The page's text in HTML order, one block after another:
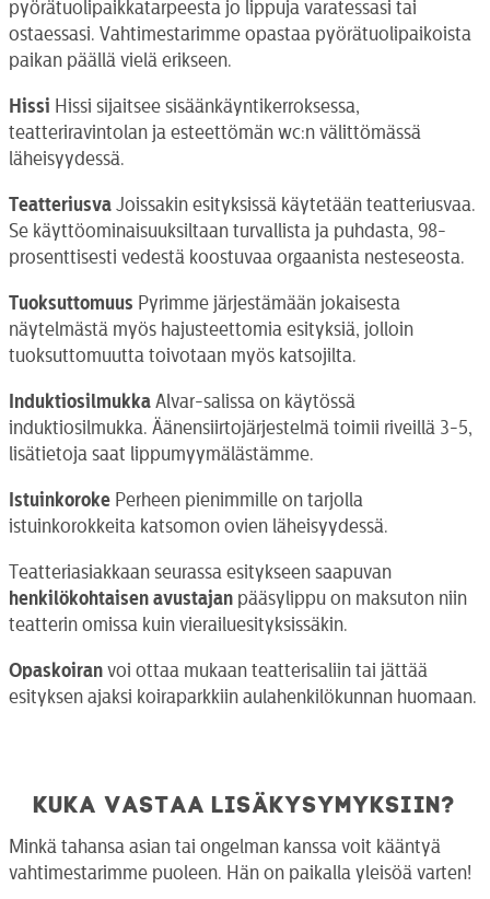
pyörätuolipaikkatarpeesta jo lippuja varatessasi tai
ostaessasi. Vahtimestarimme opastaa pyörätuolipaikoista
paikan päällä vielä erikseen.
Hissi Hissi sijaitsee sisäänkäyntikerroksessa,
teatteriravintolan ja esteettömän wc:n välittömässä
läheisyydessä.
Teatteriusva Joissakin esityksissä käytetään teatteriusvaa.
Se käyttöominaisuuksiltaan turvallista ja puhdasta, 98-
prosenttisesti vedestä koostuvaa orgaanista nesteseosta.
Tuoksuttomuus Pyrimme järjestämään jokaisesta
näytelmästä myös hajusteettomia esityksiä, jolloin
tuoksuttomuutta toivotaan myös katsojilta.
Induktiosilmukka Alvar-salissa on käytössä
induktiosilmukka. Äänensiirtojärjestelmä toimii riveillä 3-5,
lisätietoja saat lippumyymälästämme.
Istuinkoroke Perheen pienimmille on tarjolla
istuinkorokkeita katsomon ovien läheisyydessä.
Teatteriasiakkaan seurassa esitykseen saapuvan
henkilökohtaisen avustajan pääsylippu on maksuton niin
teatterin omissa kuin vierailuesityksissäkin.
Opaskoiran voi ottaa mukaan teatterisaliin tai jättää
esityksen ajaksi koiraparkkiin aulahenkilökunnan huomaan.
Kuka vastaa lisäkysymyksiin?
Minkä tahansa asian tai ongelman kanssa voit kääntyä
vahtimestarimme puoleen. Hän on paikalla yleisöä varten!